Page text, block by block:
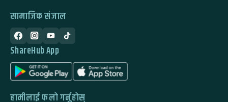
सामाजिक संजाल
ShareHub App
हामीलाई फलो गर्नुहोस्